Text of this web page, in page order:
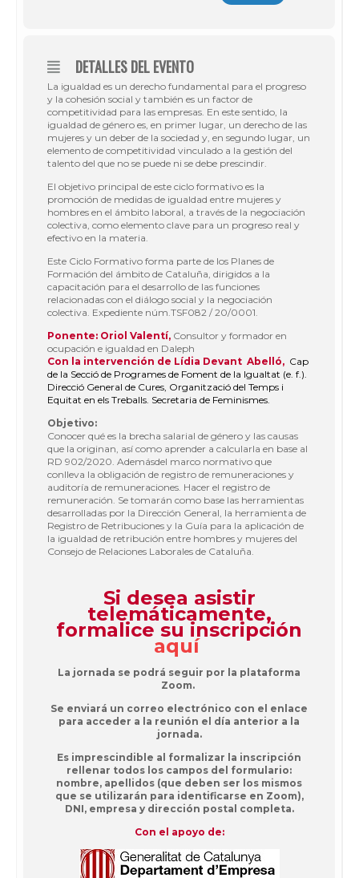
DETALLES DEL EVENTO
La igualdad es un derecho fundamental para el progreso
y la cohesión social y también es un factor de
competitividad para las empresas. En este sentido, la
igualdad de género es, en primer lugar, un derecho de las
mujeres y un deber de la sociedad y, en segundo lugar, un
elemento de competitividad vinculado a la gestión del
talento del que no se puede ni se debe prescindir.
El objetivo principal de este ciclo formativo es la
promoción de medidas de igualdad entre mujeres y
hombres en el ámbito laboral, a través de la negociación
colectiva, como elemento clave para un progreso real y
efectivo en la materia.
Este Ciclo Formativo forma parte de los Planes de
Formación del ámbito de Cataluña, dirigidos a la
capacitación para el desarrollo de las funciones
relacionadas con el diálogo social y la negociación
colectiva. Expediente núm.TSF082 / 20/0001.
Ponente: Oriol Valentí, Consultor y formador en
ocupación e igualdad en Daleph
Con la intervención de Lídia Devant Abelló, Cap
de la Secció de Programes de Foment de la Igualtat (e. f.).
Direcció General de Cures, Organització del Temps i
Equitat en els Treballs. Secretaria de Feminismes.
Objetivo:
Conocer qué es la brecha salarial de género y las causas
que la originan, así como aprender a calcularla en base al
RD 902/2020. Ademásdel marco normativo que
conlleva la obligación de registro de remuneraciones y
auditoría de remuneraciones. Hacer el registro de
remuneración. Se tomarán como base las herramientas
desarrolladas por la Dirección General, la herramienta de
Registro de Retribuciones y la Guía para la aplicación de
la igualdad de retribución entre hombres y mujeres del
Consejo de Relaciones Laborales de Cataluña.
Si desea asistir
telemáticamente,
formalice su inscripción
aquí
La jornada se podrá seguir por la plataforma
Zoom.
Se enviará un correo electrónico con el enlace
para acceder a la reunión el día anterior a la
jornada.
Es imprescindible al formalizar la inscripción
rellenar todos los campos del formulario:
nombre, apellidos (que deben ser los mismos
que se utilizarán para identificarse en Zoom),
DNI, empresa y dirección postal completa.
Con el apoyo de: